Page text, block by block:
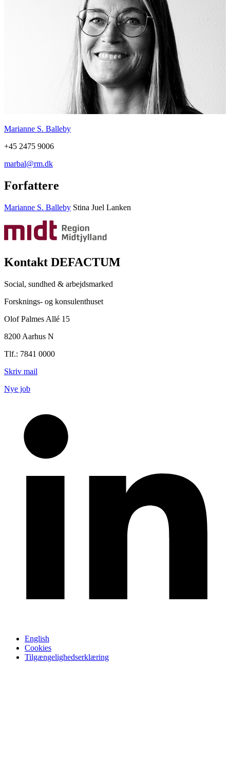
Marianne S. Balleby
+45 2475 9006
marbal@rm.dk
Forfattere
Marianne S. Balleby Stina Juel Lanken
Kontakt DEFACTUM
Social, sundhed & arbejdsmarked
Forsknings- og konsulenthuset
Olof Palmes Allé 15
8200 Aarhus N
Tlf.: 7841 0000
Skriv mail
Nye job
English
Cookies
Tilgængelighedserklæring